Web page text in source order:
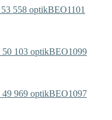
BEO1101
BEO1099
BEO1097